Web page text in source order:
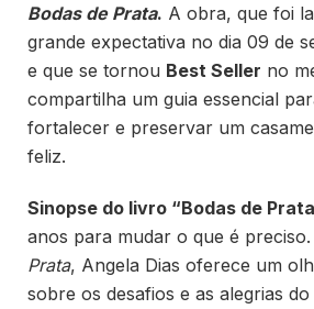
Bodas de Prata. A obra, que foi
grande expectativa no dia 09 de
e que se tornou Best Seller no
compartilha um guia essencial
fortalecer e preservar um
feliz.
Sinopse do livro “Bodas de
anos para mudar o que é preciso.
Prata, Angela Dias oferece um
sobre os desafios e as alegrias